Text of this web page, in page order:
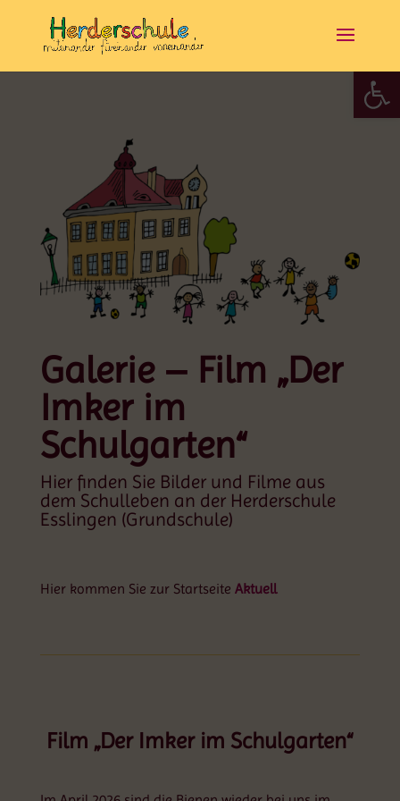
Galerie – Film „Der
Imker im
Schulgarten“
Hier finden Sie Bilder und Filme aus
dem Schulleben an der Herderschule
Esslingen (Grundschule)
Hier kommen Sie zur Startseite Aktuell
Film „Der Imker im Schulgarten“